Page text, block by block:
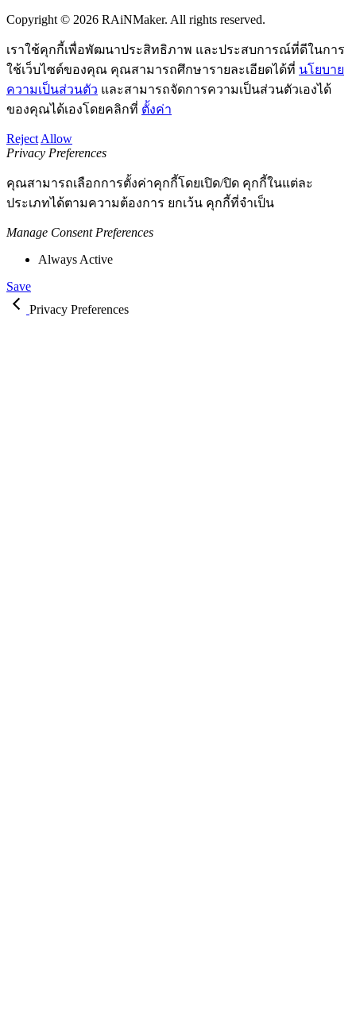
Copyright © 2026 RAiNMaker. All rights reserved.
เราใช้คุกกี้เพื่อพัฒนาประสิทธิภาพ และประสบการณ์ที่ดีในการ
ใช้เว็บไซต์ของคุณ คุณสามารถศึกษารายละเอียดได้ที่ นโยบาย
ความเป็นส่วนตัว และสามารถจัดการความเป็นส่วนตัวเองได้
ของคุณได้เองโดยคลิกที่ ตั้งค่า
Reject Allow
Privacy Preferences
คุณสามารถเลือกการตั้งค่าคุกกี้โดยเปิด/ปิด คุกกี้ในแต่ละ
ประเภทได้ตามความต้องการ ยกเว้น คุกกี้ที่จำเป็น
Manage Consent Preferences
Always Active
Save
Privacy Preferences